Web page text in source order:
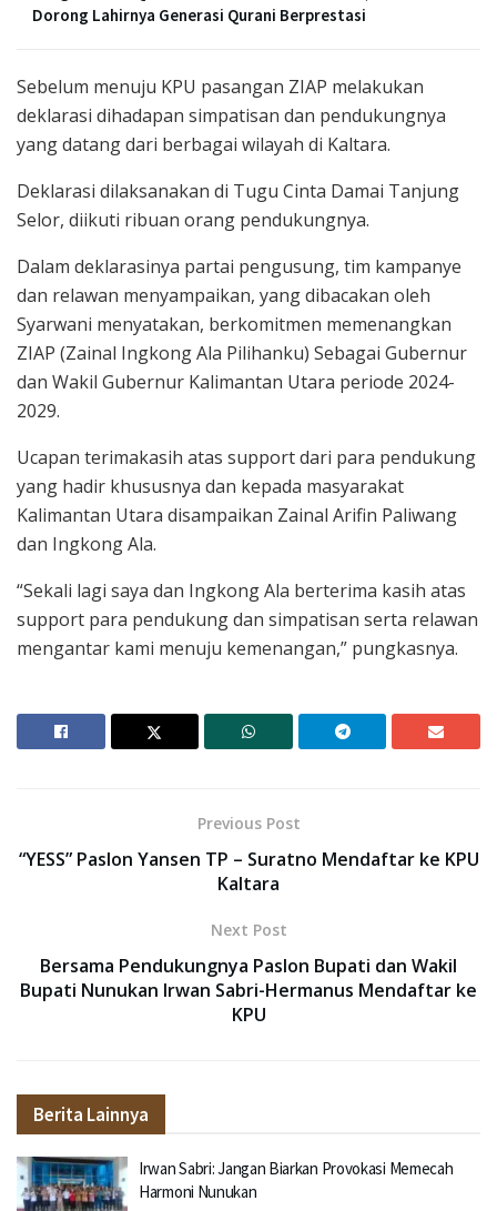
Dorong Lahirnya Generasi Qurani Berprestasi
Sebelum menuju KPU pasangan ZIAP melakukan
deklarasi dihadapan simpatisan dan pendukungnya
yang datang dari berbagai wilayah di Kaltara.
Deklarasi dilaksanakan di Tugu Cinta Damai Tanjung
Selor, diikuti ribuan orang pendukungnya.
Dalam deklarasinya partai pengusung, tim kampanye
dan relawan menyampaikan, yang dibacakan oleh
Syarwani menyatakan, berkomitmen memenangkan
ZIAP (Zainal Ingkong Ala Pilihanku) Sebagai Gubernur
dan Wakil Gubernur Kalimantan Utara periode 2024-
2029.
Ucapan terimakasih atas support dari para pendukung
yang hadir khususnya dan kepada masyarakat
Kalimantan Utara disampaikan Zainal Arifin Paliwang
dan Ingkong Ala.
“Sekali lagi saya dan Ingkong Ala berterima kasih atas
support para pendukung dan simpatisan serta relawan
mengantar kami menuju kemenangan,” pungkasnya.
Previous Post
“YESS” Paslon Yansen TP – Suratno Mendaftar ke KPU
Kaltara
Next Post
Bersama Pendukungnya Paslon Bupati dan Wakil
Bupati Nunukan Irwan Sabri-Hermanus Mendaftar ke
KPU
Berita Lainnya
Irwan Sabri: Jangan Biarkan Provokasi Memecah
Harmoni Nunukan